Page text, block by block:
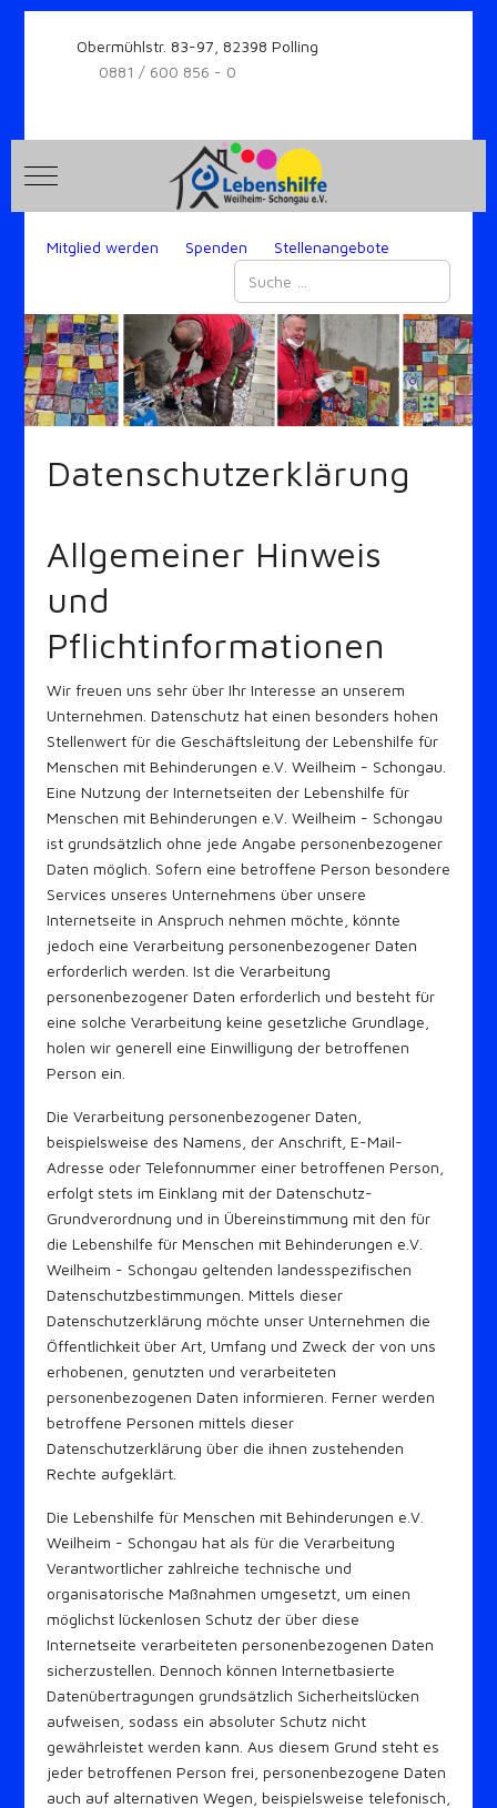
Obermühlstr. 83-97, 82398 Polling
0881 / 600 856 - 0
Mobile Menu Toggle
Mitglied werden Spenden
Stellenangebote
Datenschutzerklärung
Allgemeiner Hinweis
und
Pflichtinformationen
Wir freuen uns sehr über Ihr Interesse an unserem
Unternehmen. Datenschutz hat einen besonders hohen
Stellenwert für die Geschäftsleitung der Lebenshilfe für
Menschen mit Behinderungen e.V. Weilheim - Schongau.
Eine Nutzung der Internetseiten der Lebenshilfe für
Menschen mit Behinderungen e.V. Weilheim - Schongau
ist grundsätzlich ohne jede Angabe personenbezogener
Daten möglich. Sofern eine betroffene Person besondere
Services unseres Unternehmens über unsere
Internetseite in Anspruch nehmen möchte, könnte
jedoch eine Verarbeitung personenbezogener Daten
erforderlich werden. Ist die Verarbeitung
personenbezogener Daten erforderlich und besteht für
eine solche Verarbeitung keine gesetzliche Grundlage,
holen wir generell eine Einwilligung der betroffenen
Person ein.
Die Verarbeitung personenbezogener Daten,
beispielsweise des Namens, der Anschrift, E-Mail-
Adresse oder Telefonnummer einer betroffenen Person,
erfolgt stets im Einklang mit der Datenschutz-
Grundverordnung und in Übereinstimmung mit den für
die Lebenshilfe für Menschen mit Behinderungen e.V.
Weilheim - Schongau geltenden landesspezifischen
Datenschutzbestimmungen. Mittels dieser
Datenschutzerklärung möchte unser Unternehmen die
Öffentlichkeit über Art, Umfang und Zweck der von uns
erhobenen, genutzten und verarbeiteten
personenbezogenen Daten informieren. Ferner werden
betroffene Personen mittels dieser
Datenschutzerklärung über die ihnen zustehenden
Rechte aufgeklärt.
Die Lebenshilfe für Menschen mit Behinderungen e.V.
Weilheim - Schongau hat als für die Verarbeitung
Verantwortlicher zahlreiche technische und
organisatorische Maßnahmen umgesetzt, um einen
möglichst lückenlosen Schutz der über diese
Internetseite verarbeiteten personenbezogenen Daten
sicherzustellen. Dennoch können Internetbasierte
Datenübertragungen grundsätzlich Sicherheitslücken
aufweisen, sodass ein absoluter Schutz nicht
gewährleistet werden kann. Aus diesem Grund steht es
jeder betroffenen Person frei, personenbezogene Daten
auch auf alternativen Wegen, beispielsweise telefonisch,